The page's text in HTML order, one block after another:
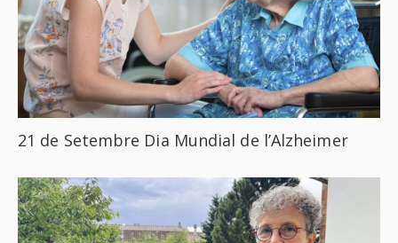
21 de Setembre Dia Mundial de l’Alzheimer